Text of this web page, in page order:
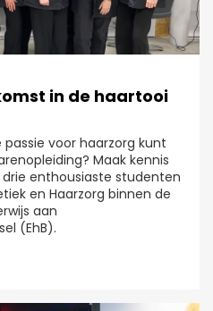
in de haartooi
voor haarzorg kunt
Maak kennis
drie enthousiaste studenten
en Haarzorg binnen de
aan
(EhB).